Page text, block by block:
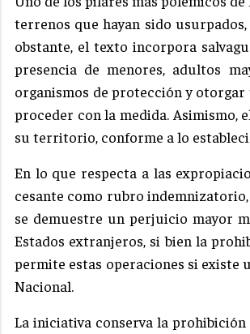
terrenos que hayan sido
obstante, el texto incorpora
presencia de menores, adultos
organismos de protección y
proceder con la medida. Asimismo,
su territorio, conforme a lo
En lo que respecta a las
cesante como rubro
se demuestre un perjuicio mayor
Estados extranjeros, si bien la
permite estas operaciones si existe
Nacional.
La iniciativa conserva la